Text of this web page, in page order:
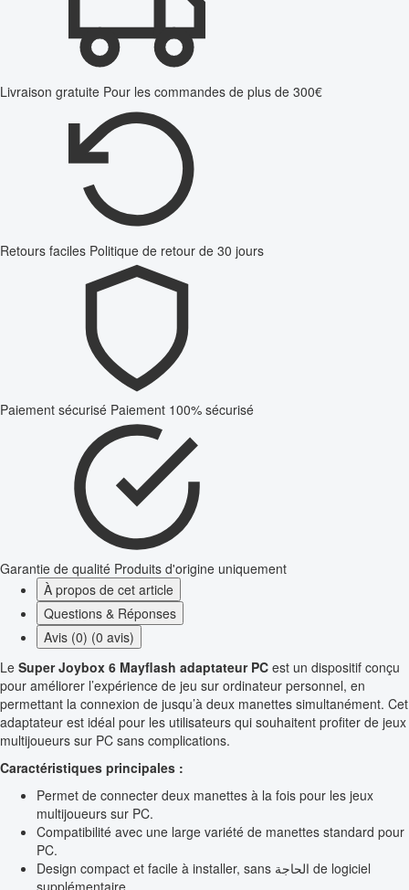
Livraison gratuite Pour les commandes de plus de 300€
Retours faciles Politique de retour de 30 jours
Paiement sécurisé Paiement 100% sécurisé
Garantie de qualité Produits d'origine uniquement
À propos de cet article
Questions & Réponses
Avis (0) (0 avis)
Le Super Joybox 6 Mayflash adaptateur PC est un dispositif conçu
pour améliorer l’expérience de jeu sur ordinateur personnel, en
permettant la connexion de jusqu’à deux manettes simultanément. Cet
adaptateur est idéal pour les utilisateurs qui souhaitent profiter de jeux
multijoueurs sur PC sans complications.
Caractéristiques principales :
Permet de connecter deux manettes à la fois pour les jeux
multijoueurs sur PC.
Compatibilité avec une large variété de manettes standard pour
PC.
Design compact et facile à installer, sans الحاجة de logiciel
supplémentaire.